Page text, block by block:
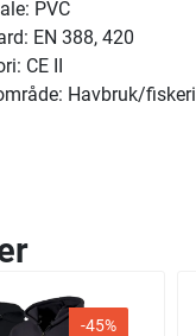
PVC
EN 388, 420
CE II
Havbruk/fiskeri
-45%